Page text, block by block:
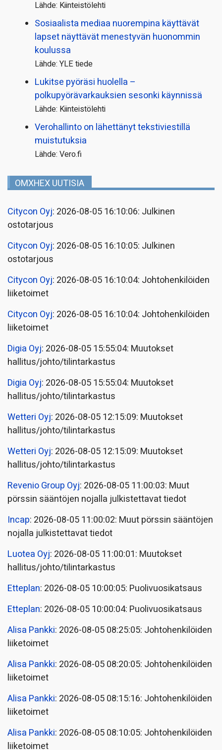
Lähde: Kiinteistölehti
Sosiaalista mediaa nuorempina käyttävät
lapset näyttävät menestyvän huonommin
koulussa
Lähde: YLE tiede
Lukitse pyöräsi huolella –
polkupyörävarkauksien sesonki käynnissä
Lähde: Kiinteistölehti
Verohallinto on lähettänyt tekstiviestillä
muistutuksia
Lähde: Vero.fi
OMXHEX UUTISIA
Citycon Oyj: 2026-08-05 16:10:06: Julkinen
ostotarjous
Citycon Oyj: 2026-08-05 16:10:05: Julkinen
ostotarjous
Citycon Oyj: 2026-08-05 16:10:04: Johtohenkilöiden
liiketoimet
Citycon Oyj: 2026-08-05 16:10:04: Johtohenkilöiden
liiketoimet
Digia Oyj: 2026-08-05 15:55:04: Muutokset
hallitus/johto/tilintarkastus
Digia Oyj: 2026-08-05 15:55:04: Muutokset
hallitus/johto/tilintarkastus
Wetteri Oyj: 2026-08-05 12:15:09: Muutokset
hallitus/johto/tilintarkastus
Wetteri Oyj: 2026-08-05 12:15:09: Muutokset
hallitus/johto/tilintarkastus
Revenio Group Oyj: 2026-08-05 11:00:03: Muut
pörssin sääntöjen nojalla julkistettavat tiedot
Incap: 2026-08-05 11:00:02: Muut pörssin sääntöjen
nojalla julkistettavat tiedot
Luotea Oyj: 2026-08-05 11:00:01: Muutokset
hallitus/johto/tilintarkastus
Etteplan: 2026-08-05 10:00:05: Puolivuosikatsaus
Etteplan: 2026-08-05 10:00:04: Puolivuosikatsaus
Alisa Pankki: 2026-08-05 08:25:05: Johtohenkilöiden
liiketoimet
Alisa Pankki: 2026-08-05 08:20:05: Johtohenkilöiden
liiketoimet
Alisa Pankki: 2026-08-05 08:15:16: Johtohenkilöiden
liiketoimet
Alisa Pankki: 2026-08-05 08:10:05: Johtohenkilöiden
liiketoimet